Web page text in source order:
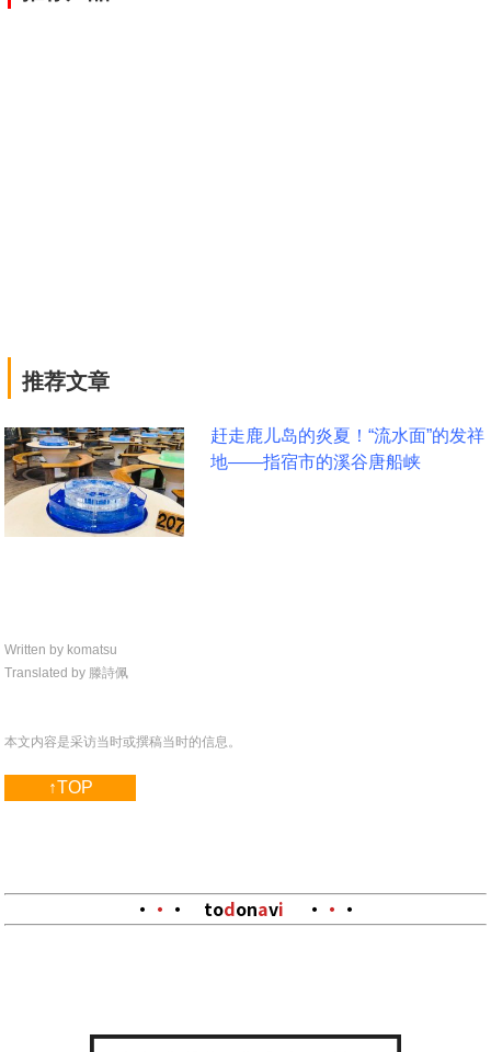
|推荐文章
赶走鹿儿岛的炎夏！“流水面”的发祥
地——指宿市的溪谷唐船峡
Written by komatsu
Translated by 滕詩佩
本文内容是采访当时或撰稿当时的信息。
↑TOP
・ ・ ・ todonavi ・ ・ ・